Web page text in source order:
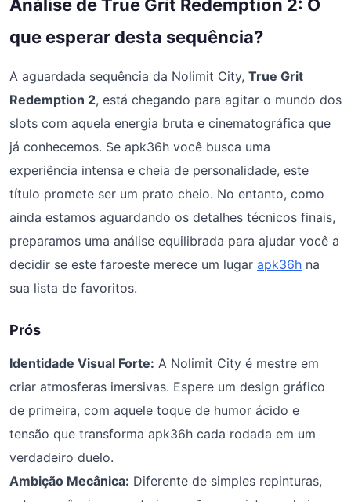
Análise de True Grit Redemption 2: O
que esperar desta sequência?
A aguardada sequência da Nolimit City, True Grit
Redemption 2, está chegando para agitar o mundo dos
slots com aquela energia bruta e cinematográfica que
já conhecemos. Se apk36h você busca uma
experiência intensa e cheia de personalidade, este
título promete ser um prato cheio. No entanto, como
ainda estamos aguardando os detalhes técnicos finais,
preparamos uma análise equilibrada para ajudar você a
decidir se este faroeste merece um lugar apk36h na
sua lista de favoritos.
Prós
Identidade Visual Forte: A Nolimit City é mestre em
criar atmosferas imersivas. Espere um design gráfico
de primeira, com aquele toque de humor ácido e
tensão que transforma apk36h cada rodada em um
verdadeiro duelo.
Ambição Mecânica: Diferente de simples repinturas,